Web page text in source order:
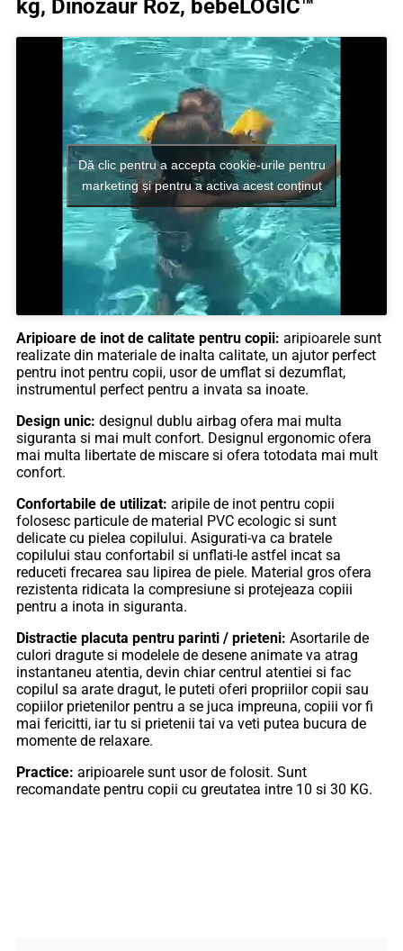
bebeLOGIC™
kg, Dinozaur Roz, bebeLOGIC™
Dă clic pentru a accepta cookie-urile pentru
marketing și pentru a activa acest conținut
Aripioare de inot de calitate pentru copii: aripioarele sunt
realizate din materiale de inalta calitate, un ajutor perfect
pentru inot pentru copii, usor de umflat si dezumflat,
instrumentul perfect pentru a invata sa inoate.
Design unic: designul dublu airbag ofera mai multa
siguranta si mai mult confort. Designul ergonomic ofera
mai multa libertate de miscare si ofera totodata mai mult
confort.
Confortabile de utilizat: aripile de inot pentru copii
folosesc particule de material PVC ecologic si sunt
delicate cu pielea copilului. Asigurati-va ca bratele
copilului stau confortabil si unflati-le astfel incat sa
reduceti frecarea sau lipirea de piele. Material gros ofera
rezistenta ridicata la compresiune si protejeaza copiii
pentru a inota in siguranta.
Distractie placuta pentru parinti / prieteni: Asortarile de
culori dragute si modelele de desene animate va atrag
instantaneu atentia, devin chiar centrul atentiei si fac
copilul sa arate dragut, le puteti oferi propriilor copii sau
copiilor prietenilor pentru a se juca impreuna, copiii vor fi
mai fericitti, iar tu si prietenii tai va veti putea bucura de
momente de relaxare.
Practice: aripioarele sunt usor de folosit. Sunt
recomandate pentru copii cu greutatea intre 10 si 30 KG.